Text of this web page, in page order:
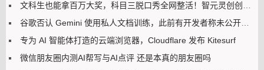
文科生也能拿百万大奖，科目三脱口秀全网整活！智元灵创创意大赛来了
谷歌否认 Gemini 使用私人文档训练，此前有开发者称未公开内容遭泄露
专为 AI 智能体打造的云端浏览器，Cloudflare 发布 Kitesurf
微信朋友圈内测AI帮写与AI点评 还是本真的朋友圈吗